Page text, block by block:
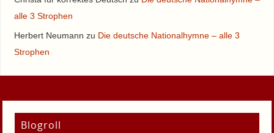
alle 3 Strophen
Herbert Neumann zu Die deutsche Nationalhymne – alle 3
Strophen
Blogroll